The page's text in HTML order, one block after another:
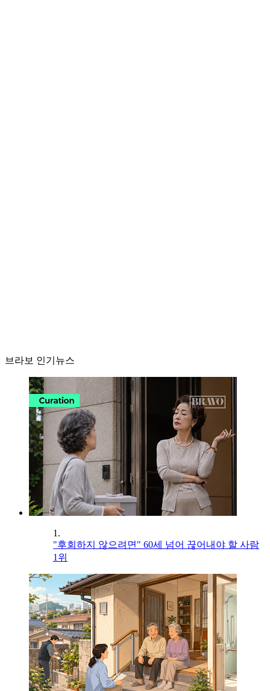
브라보 인기뉴스
1.
"후회하지 않으려면" 60세 넘어 끊어내야 할 사람
1위